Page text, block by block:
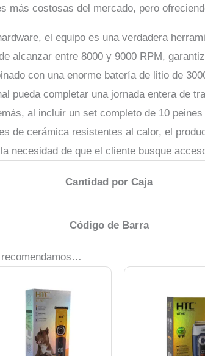
más costosas del mercado, pero
el equipo es una verdadera
alcanzar entre 8000 y 9000 RPM,
con una enorme batería de litio de
pueda completar una jornada entera de
al incluir un set completo de 10
de cerámica resistentes al calor, el
necesidad de que el cliente busque
Cantidad por Caja
Código de Barra
recomendamos…